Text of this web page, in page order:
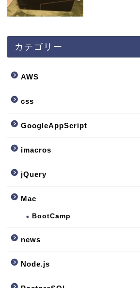
カテゴリー
AWS
css
GoogleAppScript
imacros
jQuery
Mac
BootCamp
news
Node.js